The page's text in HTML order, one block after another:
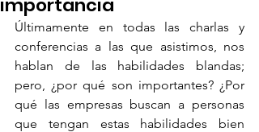
importancia
Últimamente en todas las charlas y
conferencias a las que asistimos, nos
hablan de las habilidades blandas;
pero, ¿por qué son importantes? ¿Por
qué las empresas buscan a personas
que tengan estas habilidades bien